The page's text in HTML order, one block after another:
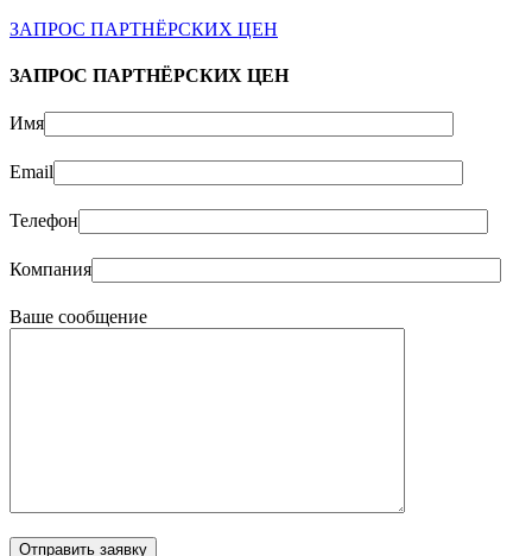
ЗАПРОС ПАРТНЁРСКИХ ЦЕН
ЗАПРОС ПАРТНЁРСКИХ ЦЕН
Имя
Email
Телефон
Компания
Ваше сообщение